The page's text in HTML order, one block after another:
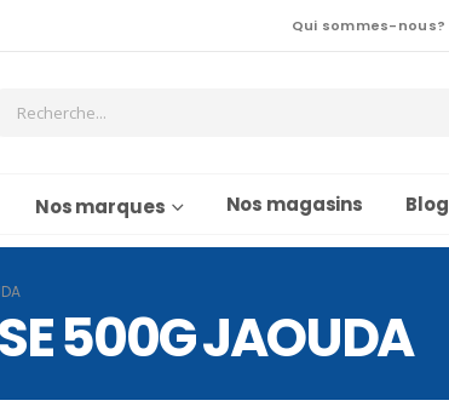
Qui sommes-nous?
Nos marques Nos magasins Blog
500G JAOUDA